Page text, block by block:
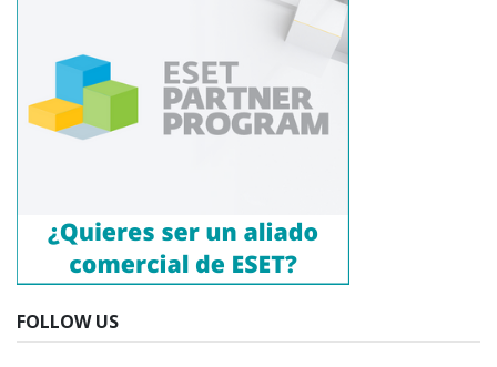
FOLLOW US